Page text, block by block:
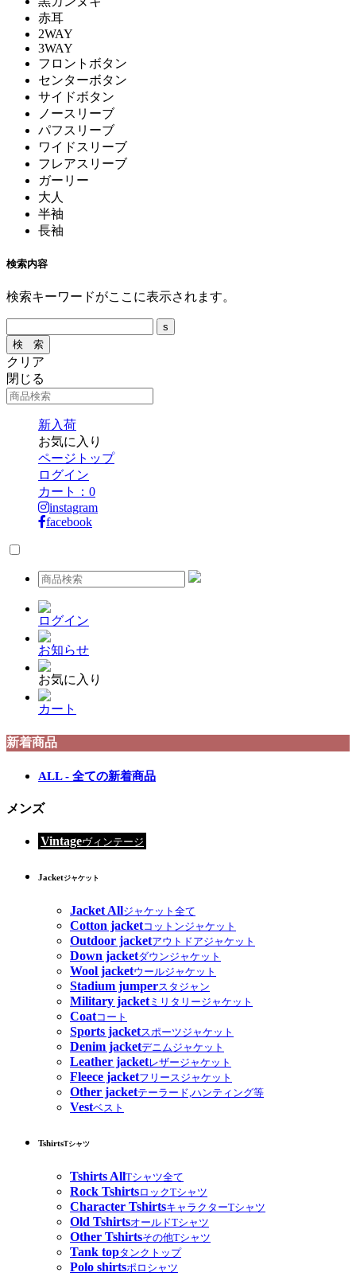
赤耳
2WAY
3WAY
フロントボタン
センターボタン
サイドボタン
ノースリーブ
パフスリーブ
ワイドスリーブ
フレアスリーブ
ガーリー
大人
半袖
長袖
検索内容
検索キーワードがここに表示されます。
クリア
閉じる
新入荷
お気に入り
ページトップ
ログイン
カート： 0
instagram
facebook
ログイン
お知らせ
お気に入り
カート
新着商品
ALL - 全ての新着商品
メンズ
Vintageヴィンテージ
Jacketジャケット
Jacket Allジャケット全て
Cotton jacketコットンジャケット
Outdoor jacketアウトドアジャケット
Down jacketダウンジャケット
Wool jacketウールジャケット
Stadium jumperスタジャン
Military jacketミリタリージャケット
Coatコート
Sports jacketスポーツジャケット
Denim jacketデニムジャケット
Leather jacketレザージャケット
Fleece jacketフリースジャケット
Other jacketテーラード,ハンティング等
Vestベスト
TshirtsTシャツ
Tshirts AllTシャツ全て
Rock TshirtsロックTシャツ
Character TshirtsキャラクターTシャツ
Old TshirtsオールドTシャツ
Other Tshirtsその他Tシャツ
Tank topタンクトップ
Polo shirtsポロシャツ